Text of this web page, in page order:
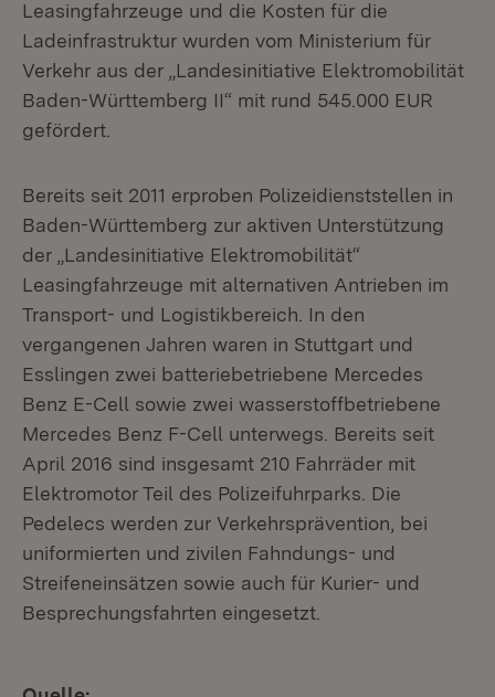
Leasingfahrzeuge und die Kosten für die
Ladeinfrastruktur wurden vom Ministerium für
Verkehr aus der „Landesinitiative Elektromobilität
Baden-Württemberg II“ mit rund 545.000 EUR
gefördert.
Bereits seit 2011 erproben Polizeidienststellen in
Baden-Württemberg zur aktiven Unterstützung
der „Landesinitiative Elektromobilität“
Leasingfahrzeuge mit alternativen Antrieben im
Transport- und Logistikbereich. In den
vergangenen Jahren waren in Stuttgart und
Esslingen zwei batteriebetriebene Mercedes
Benz E-Cell sowie zwei wasserstoffbetriebene
Mercedes Benz F-Cell unterwegs. Bereits seit
April 2016 sind insgesamt 210 Fahrräder mit
Elektromotor Teil des Polizeifuhrparks. Die
Pedelecs werden zur Verkehrsprävention, bei
uniformierten und zivilen Fahndungs- und
Streifeneinsätzen sowie auch für Kurier- und
Besprechungsfahrten eingesetzt.